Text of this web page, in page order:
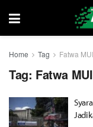
Home Tag Fatwa MUI
Tag: Fatwa MUI